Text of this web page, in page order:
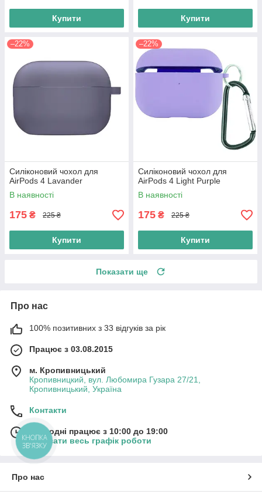
Купити Купити
–22%
Силіконовий чохол для
AirPods 4 Lavander
В наявності
175 ₴ 225 ₴
Купити
–22%
Силіконовий чохол для
AirPods 4 Light Purple
В наявності
175 ₴ 225 ₴
Купити
Показати ще
Про нас
100% позитивних з 33 відгуків за рік
Працює з 03.08.2015
м. Кропивницький
Кропивницкий, вул. Любомира Гузара 27/21,
Кропивницький, Україна
Контакти
Сьогодні працює з 10:00 до 19:00
Показати весь графік роботи
Про нас
КНОПКА
ЗВ'ЯЗКУ